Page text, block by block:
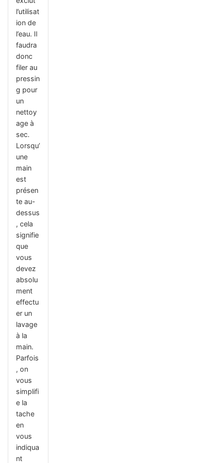
l’utilisat
ion de
l’eau. Il
faudra
donc
filer au
pressin
g pour
un
nettoy
age à
sec.
Lorsqu’
une
main
est
présen
te au-
dessus
, cela
signifie
que
vous
devez
absolu
ment
effectu
er un
lavage
à la
main.
Parfois
, on
vous
simplifi
e la
tache
en
vous
indiqua
nt